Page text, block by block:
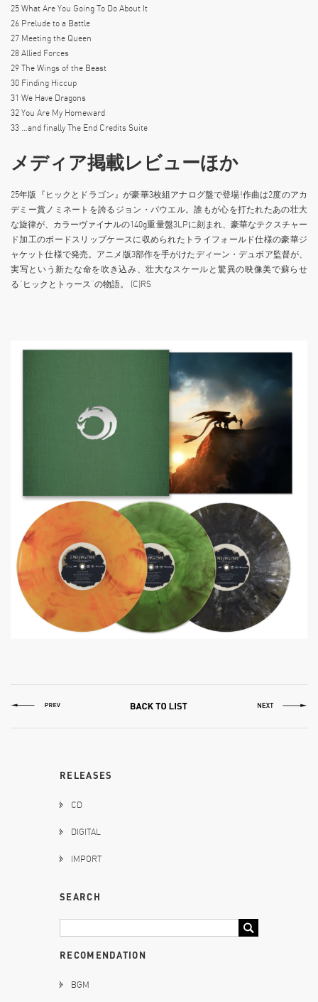
25 What Are You Going To Do About It
26 Prelude to a Battle
27 Meeting the Queen
28 Allied Forces
29 The Wings of the Beast
30 Finding Hiccup
31 We Have Dragons
32 You Are My Homeward
33 …and finally The End Credits Suite
メディア掲載レビューほか
25年版『ヒックとドラゴン』が豪華3枚組アナログ盤で登場!作曲は2度のアカ
デミー賞ノミネートを誇るジョン・パウエル。誰もが心を打たれたあの壮大
な旋律が、カラーヴァイナルの140g重量盤3LPに刻まれ、豪華なテクスチャー
ド加工のボードスリップケースに収められたトライフォールド仕様の豪華ジ
ャケット仕様で発売。アニメ版3部作を手がけたディーン・デュボア監督が、
実写という新たな命を吹き込み、壮大なスケールと驚異の映像美で蘇らせ
る“ヒックとトゥース”の物語。 (C)RS
RELEASES
CD
DIGITAL
IMPORT
SEARCH
RECOMENDATION
BGM